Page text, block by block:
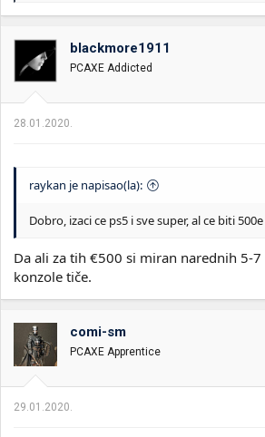
a
o
v
n
:
blackmore1911
PCAXE Addicted
28.01.2020.
raykan je napisao(la):
Dobro, izaci ce ps5 i sve super, al ce biti
Da ali za tih €500 si miran narednih 5-
konzole tiče.
comi-sm
PCAXE Apprentice
29.01.2020.